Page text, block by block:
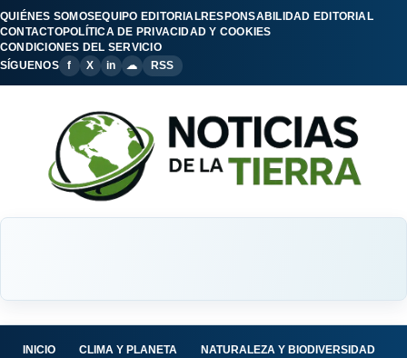
QUIÉNES SOMOSEQUIPO EDITORIALRESPONSABILIDAD EDITORIAL
CONTACTOPOLÍTICA DE PRIVACIDAD Y COOKIES
CONDICIONES DEL SERVICIO
SÍGUENOS
f X in ☁ RSS
INICIO CLIMA Y PLANETA NATURALEZA Y BIODIVERSIDAD